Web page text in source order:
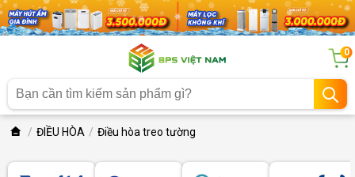
0
ĐIỀU HÒA Điều hòa treo tường